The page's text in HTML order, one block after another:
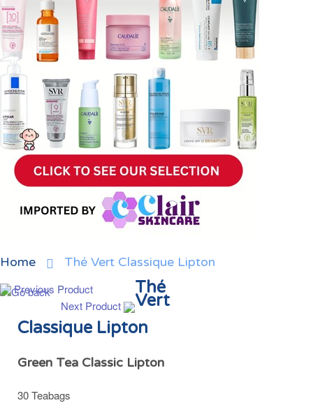
Home Thé Vert Classique Lipton
Previous Product
Next Product
Thé
Vert
Classique Lipton
Green Tea Classic Lipton
30 Teabags